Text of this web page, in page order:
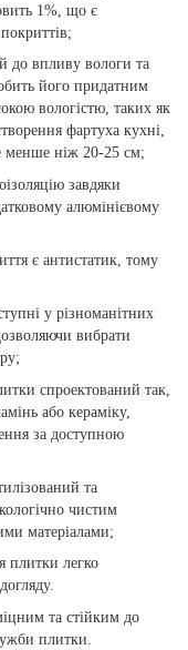
1%, що є
до впливу вологи та
його придатним
вологістю, таких як
фартуха кухні,
менше ніж 20-25 см;
завдяки
алюмінієвому
є антистатик, тому
у різноманітних
вибрати
спроектований так,
або кераміку,
за доступною
та
чистим
матеріалами;
плитки легко
та стійким до
плитки.